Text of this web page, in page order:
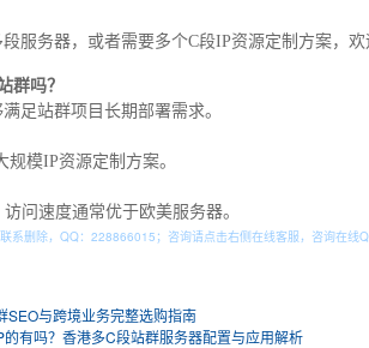
服务器，或者需要多个C段IP资源定制方案，
群吗？
足站群项目长期部署需求。
模IP资源定制方案。
问速度通常优于欧美服务器。
系删除，QQ： 228866015 ；咨询请点击右侧在线客服，咨询在线
SEO与跨境业务完整选购指南
有吗？香港多C段站群服务器配置与应用解析